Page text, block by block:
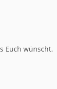
Euch wünscht.